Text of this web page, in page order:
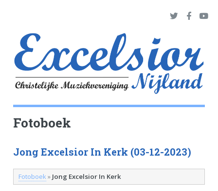
Fotoboek
Jong Excelsior In Kerk (03-12-2023)
Fotoboek» Jong Excelsior In Kerk